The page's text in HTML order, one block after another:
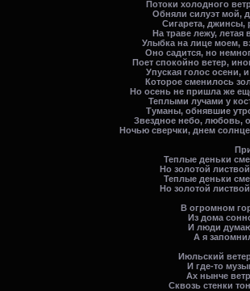
Потоки холодного
Обняли силуэт мой,
Сигарета, джинсы,
На траве лежу,
Улыбка на лице моем,
Оно садится, но
Поет спокойно ветер,
Упуская голос осени,
Которое сменилось
Но осень не пришла же
Теплыми лучами у
Туманы, обнявшие
Звездное небо, любовь,
Ночью сверчки, днем
Теплые деньки
Но золотой
Теплые деньки
Но золотой
В огромном
Из дома
И люди
А я
Июльский
И где-то
Ах нынче
Сквозь стенки